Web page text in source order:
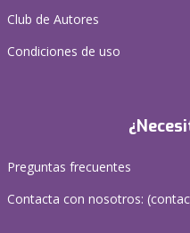
Club de Autores
Condiciones de uso
Preguntas frecuentes
Contacta con nosotros: (